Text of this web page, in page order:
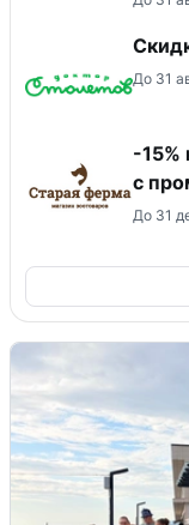
До 31
-15%
с
До 31